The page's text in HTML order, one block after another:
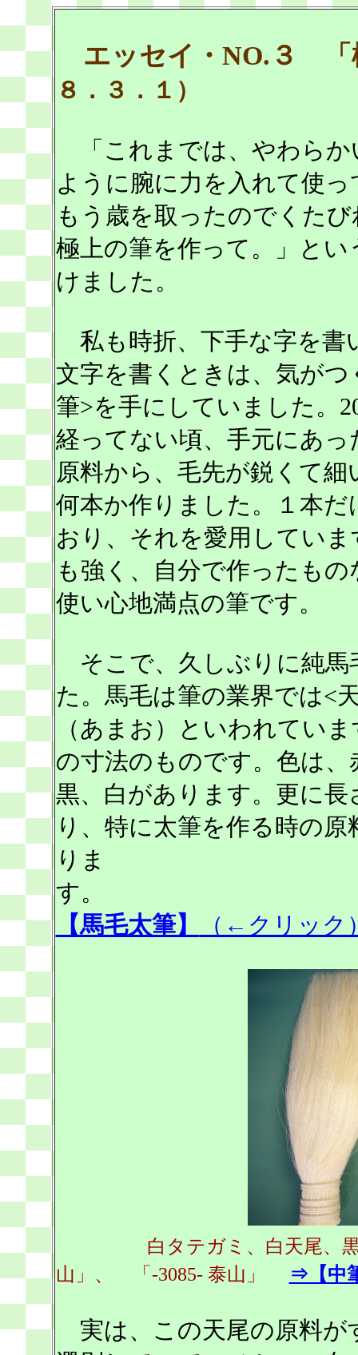
エッセイ・NO.３
８．３．１）
「これまでは、やわらか
ように腕に力を入れて使
もう歳を取ったのでくた
極上の筆を作って。」とい
けました。
私も時折、下手な字を書
文字を書くときは、気がつ
筆>を手にしていました。
経ってない頃、手元にあっ
原料から、毛先が鋭くて
何本か作りました。１本だ
おり、それを愛用してい
も強く、自分で作ったもの
使い心地満点の筆です。
そこで、久しぶりに純馬
た。馬毛は筆の業界では<
（あまお）といわれてい
の寸法のものです。色は、
黒、白があります。更に長
り、特に太筆を作る時の原
りま
す。
【馬毛太筆】
（←クリック
白タテガミ、白天尾
山」、 「-3085- 泰山」
⇒【中
実は、この天尾の原料が